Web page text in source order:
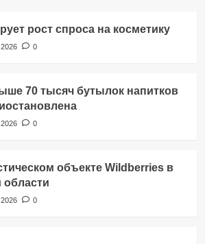
рост спроса на косметику
0
70 тысяч бутылок напитков
0
объекте Wildberries в
области
0